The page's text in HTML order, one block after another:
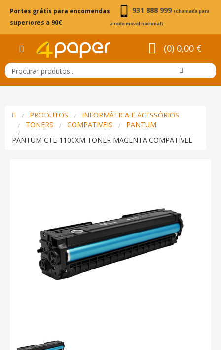
Portes grátis para encomendas
superiores a 90€
931 888 999 (Chamada para
a rede móvel nacional)
(0) 0,00 €
PRODUTOS
INFORMÁTICA E ACESSÓRIOS
TONERS
COMPATIVEIS
PANTUM
PANTUM CTL-1100XM TONER MAGENTA COMPATÍVEL